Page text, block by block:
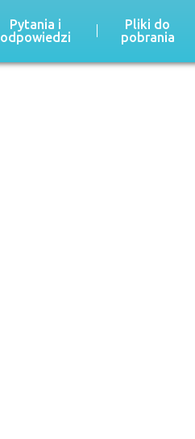
Pytania i
odpowiedzi
Pliki do
pobrania